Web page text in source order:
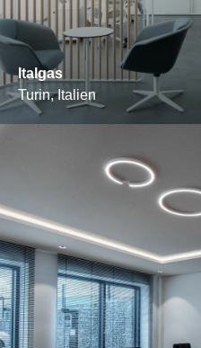
Italgas
Turin, Italien